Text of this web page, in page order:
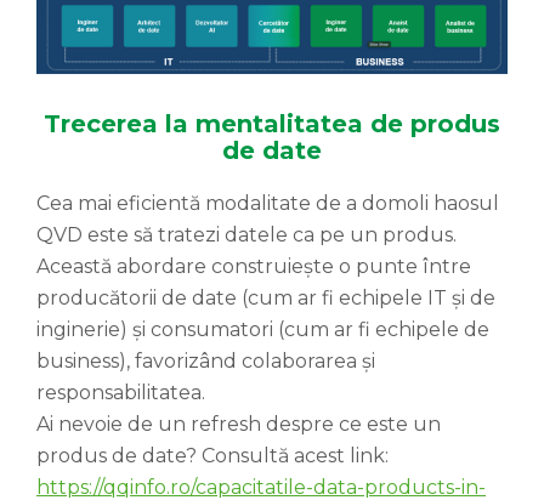
Trecerea la mentalitatea de produs
de date
Cea mai eficientă modalitate de a domoli haosul
QVD este să tratezi datele ca pe un produs.
Această abordare construiește o punte între
producătorii de date (cum ar fi echipele IT și de
inginerie) și consumatori (cum ar fi echipele de
business), favorizând colaborarea și
responsabilitatea.
Ai nevoie de un refresh despre ce este un
produs de date? Consultă acest link:
https://qqinfo.ro/capacitatile-data-products-in-